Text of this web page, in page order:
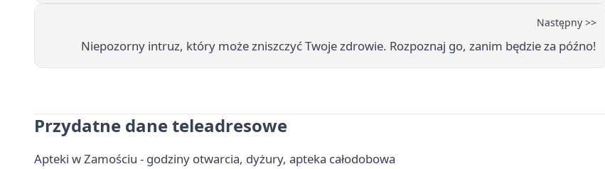
Następny >>
Niepozorny intruz, który może zniszczyć Twoje zdrowie. Rozpoznaj go, zanim będzie za późno!
Przydatne dane teleadresowe
Apteki w Zamościu - godziny otwarcia, dyżury, apteka całodobowa